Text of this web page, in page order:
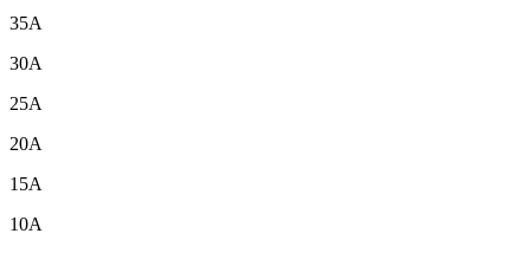
35A
30A
25A
20A
15A
10A